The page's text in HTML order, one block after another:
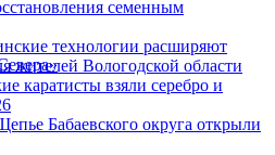
семенным
технологии расширяют
жителей Вологодской области
каратисты взяли серебро и
Бабаевского округа открыли